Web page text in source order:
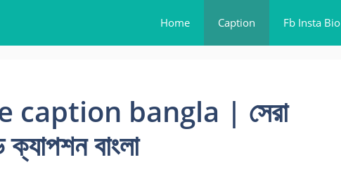
Home Caption Fb Insta Bio
bangla | সেরা
বাংলা